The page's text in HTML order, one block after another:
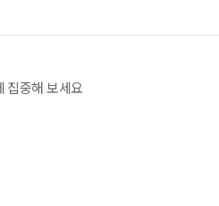
집중해 보세요